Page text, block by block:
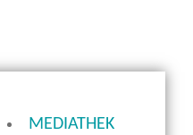
MEDIATHEK